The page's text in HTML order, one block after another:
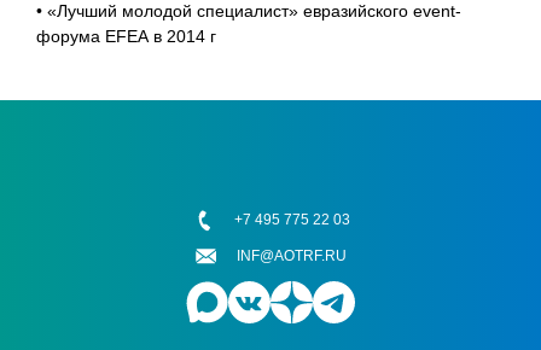
• «Лучший молодой специалист» евразийского event-
форума EFEA в 2014 г
+7 495 775 22 03
INF@AOTRF.RU